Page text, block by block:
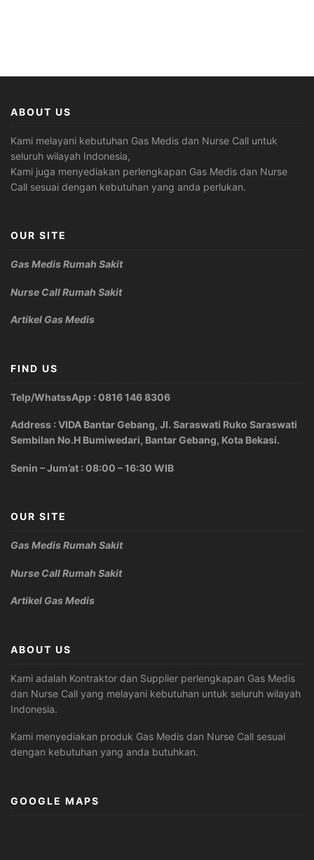
ABOUT US
Kami melayani kebutuhan Gas Medis dan Nurse Call untuk
seluruh wilayah Indonesia,
Kami juga menyediakan perlengkapan Gas Medis dan Nurse
Call sesuai dengan kebutuhan yang anda perlukan.
OUR SITE
Gas Medis Rumah Sakit
Nurse Call Rumah Sakit
Artikel Gas Medis
FIND US
Telp/WhatssApp : 0816 146 8306
Address : VIDA Bantar Gebang, Jl. Saraswati Ruko Saraswati
Sembilan No.H Bumiwedari, Bantar Gebang, Kota Bekasi.
Senin – Jum’at : 08:00 – 16:30 WIB
OUR SITE
Gas Medis Rumah Sakit
Nurse Call Rumah Sakit
Artikel Gas Medis
ABOUT US
Kami adalah Kontraktor dan Supplier perlengkapan Gas Medis
dan Nurse Call yang melayani kebutuhan untuk seluruh wilayah
Indonesia.
Kami menyediakan produk Gas Medis dan Nurse Call sesuai
dengan kebutuhan yang anda butuhkan.
GOOGLE MAPS